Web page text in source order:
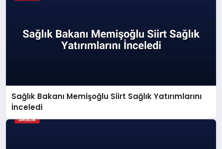
Sağlık Bakanı Memişoğlu Siirt Sağlık Yatırımlarını
İnceledi